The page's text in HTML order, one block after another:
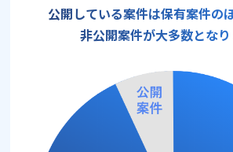
公開している案件は保有案件の
非公開案件が大多数となり